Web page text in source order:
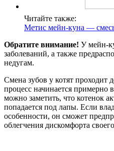
Читайте также:
Метис мейн-куна —
Обратите внимание! У мейн-
заболеваний, а также
недугам.
Смена зубов у котят проходит
процесс начинается примерно
можно заметить, что котенок
попадается под лапы. Если
особенности, он сможет
облегчения дискомфорта